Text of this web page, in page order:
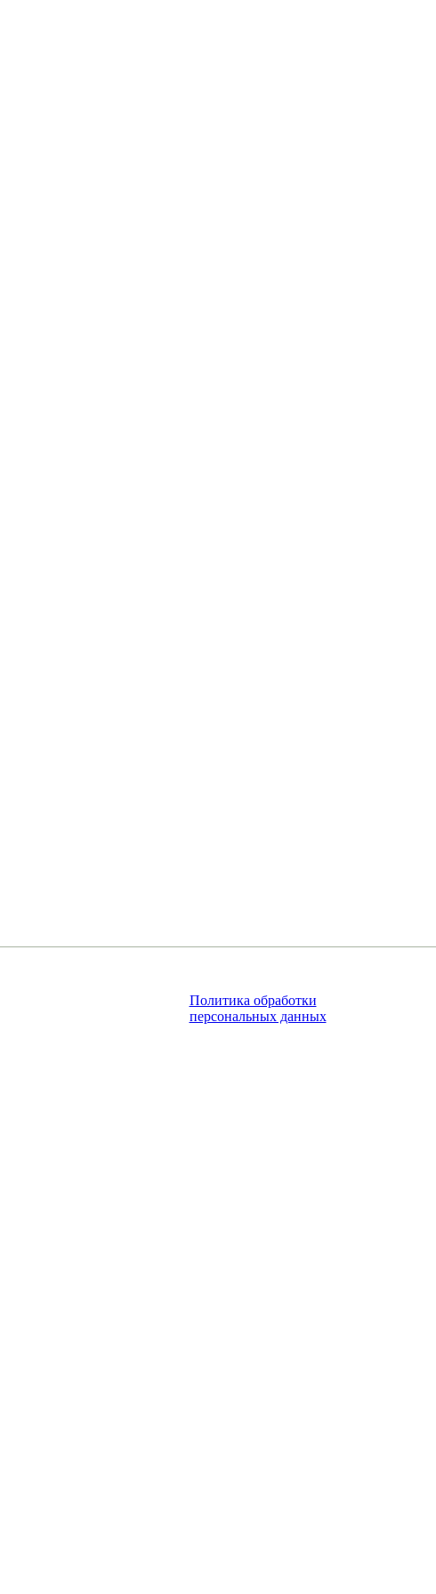
Политика обработки
персональных данных